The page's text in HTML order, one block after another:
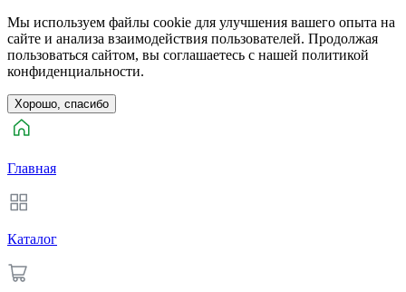
Мы используем файлы cookie для улучшения вашего опыта на
сайте и анализа взаимодействия пользователей. Продолжая
пользоваться сайтом, вы соглашаетесь с нашей политикой
конфиденциальности.
Хорошо, спасибо
Главная
Каталог